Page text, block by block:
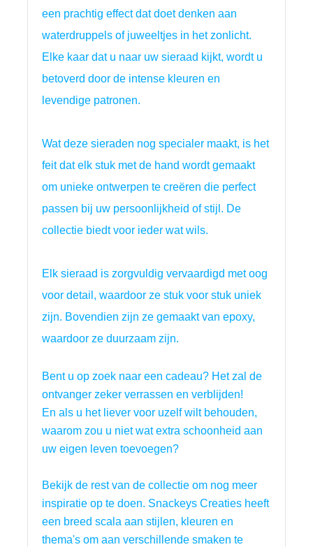
een prachtig effect dat doet denken aan
waterdruppels of juweeltjes in het zonlicht.
Elke kaar dat u naar uw sieraad kijkt, wordt u
betoverd door de intense kleuren en
levendige patronen.
Wat deze sieraden nog specialer maakt, is het
feit dat elk stuk met de hand wordt gemaakt
om unieke ontwerpen te creëren die perfect
passen bij uw persoonlijkheid of stijl. De
collectie biedt voor ieder wat wils.
Elk sieraad is zorgvuldig vervaardigd met oog
voor detail, waardoor ze stuk voor stuk uniek
zijn. Bovendien zijn ze gemaakt van epoxy,
waardoor ze duurzaam zijn.
Bent u op zoek naar een cadeau? Het zal de
ontvanger zeker verrassen en verblijden!
En als u het liever voor uzelf wilt behouden,
waarom zou u niet wat extra schoonheid aan
uw eigen leven toevoegen?
Bekijk de rest van de collectie om nog meer
inspiratie op te doen. Snackeys Creaties heeft
een breed scala aan stijlen, kleuren en
thema's om aan verschillende smaken te